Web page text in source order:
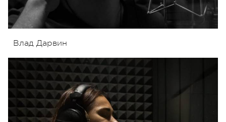
Влад Дарвин